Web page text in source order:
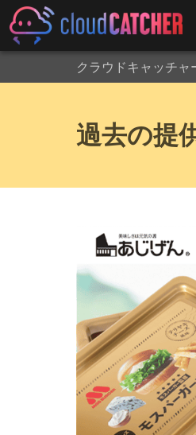
クラウドキャッチャ
過去の提